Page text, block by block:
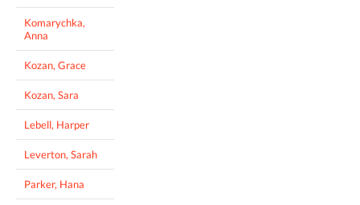
Komarychka,
Anna
Kozan, Grace
Kozan, Sara
Lebell, Harper
Leverton, Sarah
Parker, Hana